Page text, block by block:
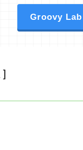
Groovy Lab
]